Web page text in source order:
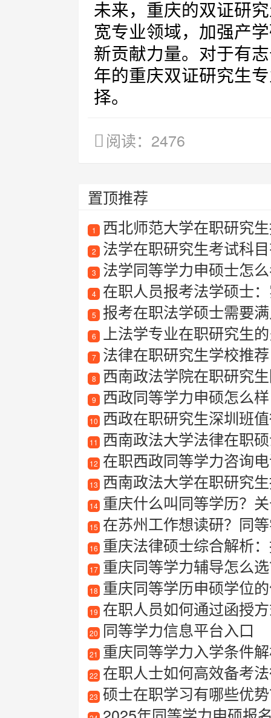
未来，重庆的双证研
宽专业领域，加强产
新贡献力量。对于有
年的重庆双证研究生
择。
阅读：2476
置顶推荐
1 西北师范大学在职研究
2 法学在职研究生考试科
3 法学同等学力申硕士怎
4 在职人员报考法学硕士
5 报考在职法学硕士需要
6 上法学专业在职研究生
7 法律在职研究生学校推荐
8 西南政法学院在职研究
9 西政同等学力申硕怎么样
10 西政在职研究生深圳班值
11 西南政法大学法律在职
12 在职西政同等学力咨询
13 西南政法大学在职研究
14 重庆什么叫同等学历？
15 在苏州工作想读研？同
16 重庆法律硕士综合解析：
17 重庆同等学力辅导怎么
18 重庆同等学历申硕学位
19 在职人员如何通过函授方式攻读
20 同等学力信息平台入口
21 重庆同等学力入学条件
22 在职人士如何高效备考
23 硕士在职学习有哪些优